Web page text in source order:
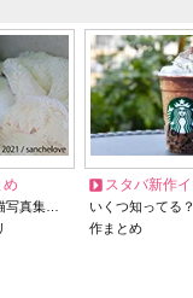
め
写真集…
スタバ新作イ
いくつ知ってる
作まとめ